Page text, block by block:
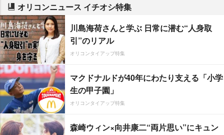
オリコンニュース イチオシ特集
川島海荷さんと学ぶ 日常に潜む“人身取
引”のリアル
オリコンタイアップ特集
マクドナルドが40年にわたり支える「小学
生の甲子園」
オリコンタイアップ特集
森崎ウィン×向井康二“両片思い”にキュン